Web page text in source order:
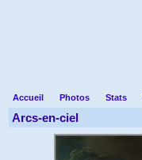
Accueil Photos Stats
Arcs-en-ciel